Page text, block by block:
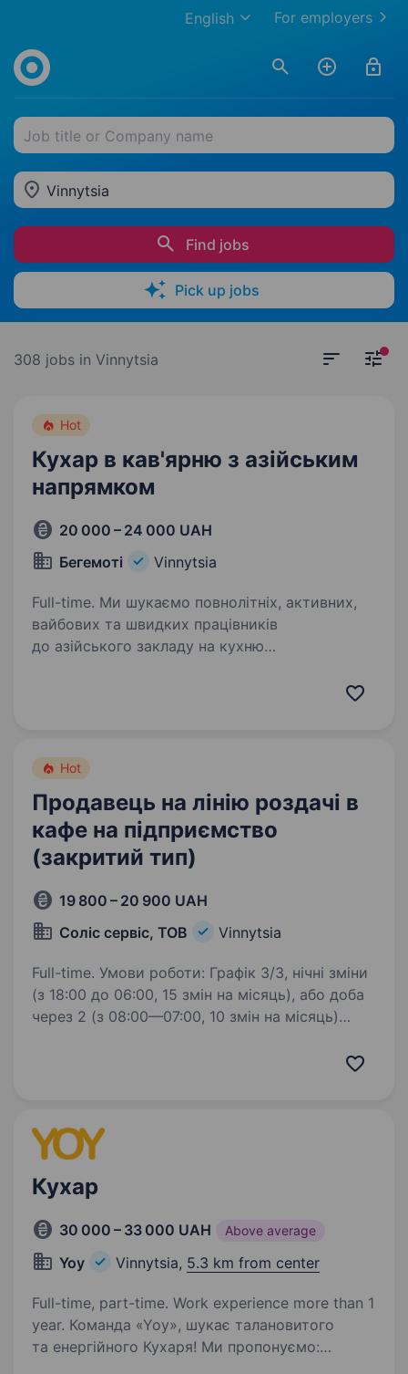
For employers
English
Job title or Company name
Vinnytsia
Find jobs
Pick up jobs
308 jobs in Vinnytsia
Hot
Кухар в кав'ярню з азійським
напрямком
20 000 – 24 000 UAH
Бегемоті
Vinnytsia
Full-time. Ми шукаємо повнолітніх, активних,
вайбових та швидких працівників
до азійського закладу на кухню
Hot
Продавець на лінію роздачі в
кафе на підприємство
(закритий тип)
19 800 – 20 900 UAH
Cоліс сервіс, ТОВ
Vinnytsia
Full-time. Умови роботи: Графік 3/3, нічні зміни
(з 18:00 до 06:00, 15 змін на місяць), або доба
через 2 (з 08:00—07:00, 10 змін на місяць)
Кухар
30 000 – 33 000 UAH Above average
Yoy Vinnytsia, 5.3 km from center
Full-time, part-time. Work experience more than 1
year. Команда «Yoy», шукає талановитого
та енергійного Кухаря! Ми пропонуємо: